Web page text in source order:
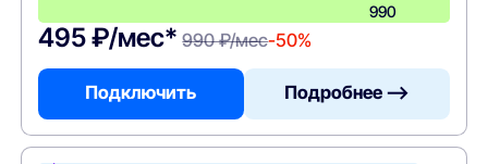
990
495 ₽/мес* 990 ₽/мес-50%
Подключить Подробнее —>